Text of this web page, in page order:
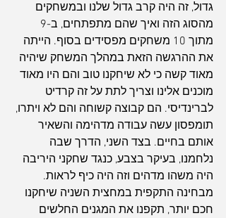
גדול, זה היה קרב גדול שלנו ובמשחקים
מתוך 10 משחקים מפסידים בסוף. הייתה
את ההרגשה הזאת במהלך המשחק שיהיה
מאוד קשה כי לא שיחקנו טוב והם היו מאוד
מוכנים אלינו וצריך לתת על זה קרדיט
לברינדיסי. הם קבוצה קשוחה והם לא ויתרו,
תומפסון עשה עבודה מדהימה והשאיר
אותם בחיים. בצד השני, הדרך שבה
נלחמנו, בעיקר בצבע, כנגד שחקני היריבה
היה משהו מדהים וזה היה כיף לראות.
מבחינה התקפית במחצית השניה שיחקנו
חכם יותר, תקפנו את המגנים החלשים